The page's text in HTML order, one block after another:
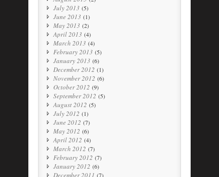
July 2013 (5)
June 2013 (1)
May 2013 (2)
April 2013 (4)
March 2013 (4)
February 2013 (5)
January 2013 (6)
December 2012 (1)
November 2012 (6)
October 2012 (9)
September 2012 (5)
August 2012 (5)
July 2012 (1)
June 2012 (7)
May 2012 (6)
April 2012 (4)
March 2012 (7)
February 2012 (7)
January 2012 (6)
December 2011 (7)